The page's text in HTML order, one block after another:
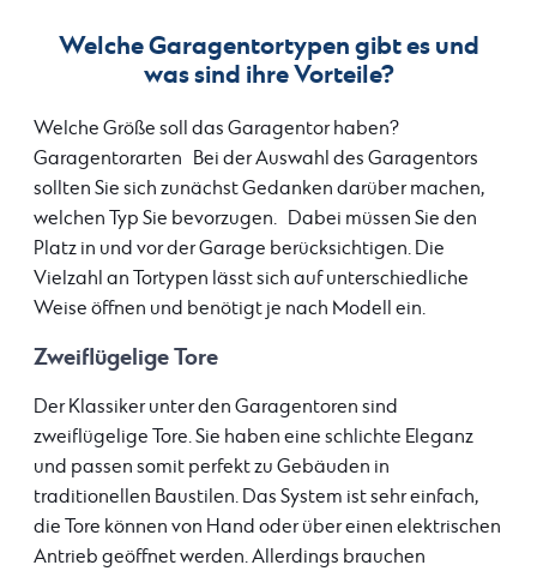
Welche Garagentortypen gibt es und
was sind ihre Vorteile?
Welche Größe soll das Garagentor haben?
Garagentorarten Bei der Auswahl des Garagentors
sollten Sie sich zunächst Gedanken darüber machen,
welchen Typ Sie bevorzugen. Dabei müssen Sie den
Platz in und vor der Garage berücksichtigen. Die
Vielzahl an Tortypen lässt sich auf unterschiedliche
Weise öffnen und benötigt je nach Modell ein.
Zweiflügelige Tore
Der Klassiker unter den Garagentoren sind
zweiflügelige Tore. Sie haben eine schlichte Eleganz
und passen somit perfekt zu Gebäuden in
traditionellen Baustilen. Das System ist sehr einfach,
die Tore können von Hand oder über einen elektrischen
Antrieb geöffnet werden. Allerdings brauchen